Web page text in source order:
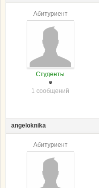
Абитуриент
Студенты
1 сообщений
angeloknika
Абитуриент